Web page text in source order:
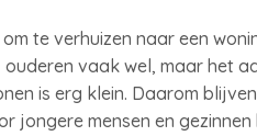
te verhuizen naar een
vaak wel, maar het
is erg klein. Daarom
jongere mensen en